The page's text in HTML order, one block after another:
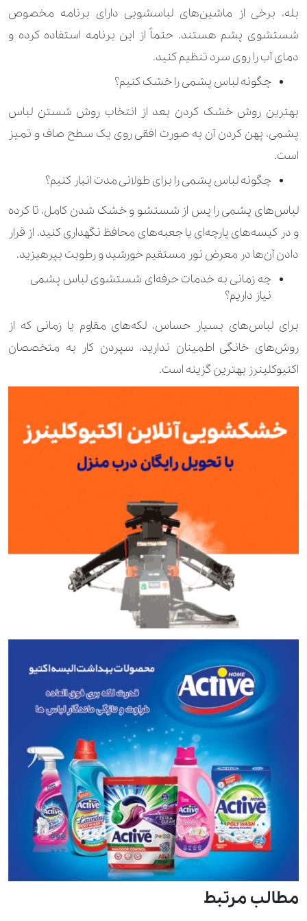
بله، برخی از ماشین‌های لباسشویی دارای برنامه مخصوص
شستشوی پشم هستند. حتماً از این برنامه استفاده کرده و
دمای آب را روی سرد تنظیم کنید.
چگونه لباس پشمی را خشک کنیم؟
بهترین روش خشک کردن بعد از انتخاب روش شستن لباس
پشمی، پهن کردن آن به صورت افقی روی یک سطح صاف و تمیز
است.
چگونه لباس پشمی را برای طولانی مدت انبار کنیم؟
لباس‌های پشمی را پس از شستشو و خشک شدن کامل، تا کرده
و در کیسه‌های پارچه‌ای یا جعبه‌های محافظ نگهداری کنید. از قرار
دادن آن‌ها در معرض نور مستقیم خورشید و رطوبت بپرهیزید.
چه زمانی به خدمات حرفه‌ای شستشوی لباس پشمی
نیاز داریم؟
برای لباس‌های بسیار حساس، لکه‌های مقاوم یا زمانی که از
روش‌های خانگی اطمینان ندارید، سپردن کار به متخصصان
اکتیوکلینرز بهترین گزینه است.
مطالب مرتبط